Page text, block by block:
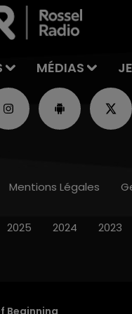
MÉDIAS
Beginning
Mentions Légales
2025 2024 2023